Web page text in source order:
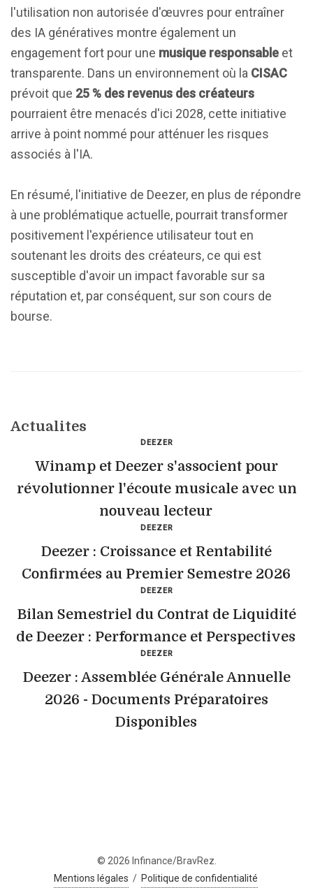
l'utilisation non autorisée d'œuvres pour entraîner
des IA génératives montre également un
engagement fort pour une musique responsable et
transparente. Dans un environnement où la CISAC
prévoit que 25 % des revenus des créateurs
pourraient être menacés d'ici 2028, cette initiative
arrive à point nommé pour atténuer les risques
associés à l'IA.
En résumé, l'initiative de Deezer, en plus de répondre
à une problématique actuelle, pourrait transformer
positivement l'expérience utilisateur tout en
soutenant les droits des créateurs, ce qui est
susceptible d'avoir un impact favorable sur sa
réputation et, par conséquent, sur son cours de
bourse.
Actualites
DEEZER
Winamp et Deezer s'associent pour
révolutionner l'écoute musicale avec un
nouveau lecteur
DEEZER
Deezer : Croissance et Rentabilité
Confirmées au Premier Semestre 2026
DEEZER
Bilan Semestriel du Contrat de Liquidité
de Deezer : Performance et Perspectives
DEEZER
Deezer : Assemblée Générale Annuelle
2026 - Documents Préparatoires
Disponibles
© 2026 Infinance/BravRez.
Mentions légales / Politique de confidentialité